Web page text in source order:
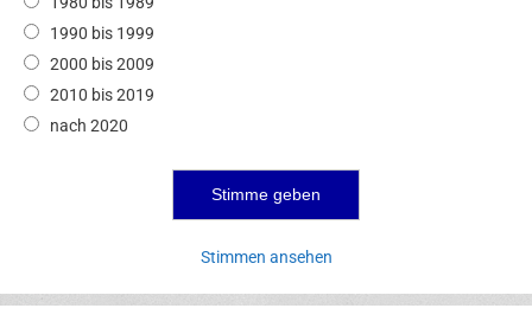
1990 bis 1999
2000 bis 2009
2010 bis 2019
nach 2020
Stimmen ansehen